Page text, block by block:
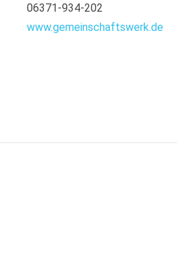
06371-934-202
www.gemeinschaftswerk.de